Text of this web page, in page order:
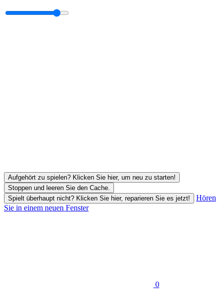
Aufgehört zu spielen? Klicken Sie hier, um neu zu starten!
Stoppen und leeren Sie den Cache.
Spielt überhaupt nicht? Klicken Sie hier, reparieren Sie es jetzt!
Hören
Sie in einem neuen Fenster
0